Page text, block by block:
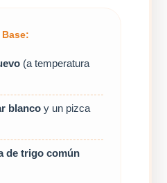
(a temperatura
blancoy un pizca
de trigo común